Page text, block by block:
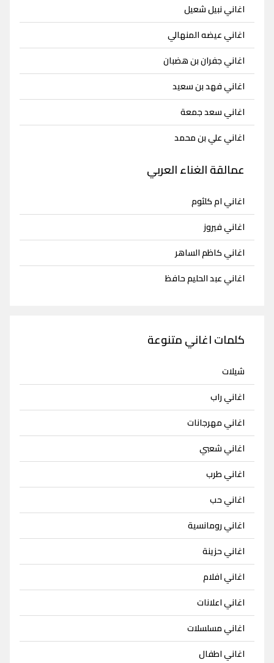
اغاني نبيل شعيل
اغاني عيضه المنهالي
اغاني جفران بن هضبان
اغاني فهد بن سعيد
اغاني سعد جمعة
اغاني علي بن محمد
عمالقة الغناء العربي
اغاني ام كلثوم
اغاني فيروز
اغاني كاظم الساهر
اغاني عبد الحليم حافظ
كلمات اغاني متنوعة
شيلات
اغاني راب
اغاني مهرجانات
اغاني شعبي
اغاني طرب
اغاني حب
اغاني رومانسية
اغاني حزينة
اغاني افلام
اغاني اعلانات
اغاني مسلسلات
اغاني اطفال